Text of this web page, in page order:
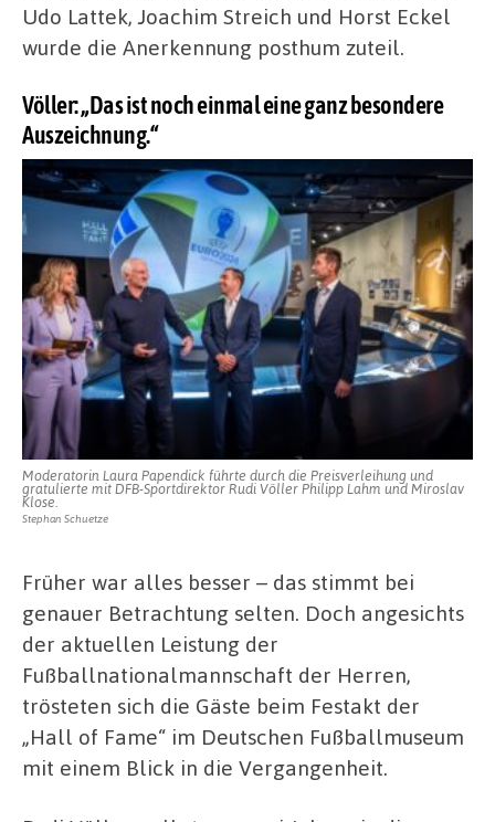
Udo Lattek, Joachim Streich und Horst Eckel
wurde die Anerkennung posthum zuteil.
Völler: „Das ist noch einmal eine ganz besondere
Auszeichnung.“
Moderatorin Laura Papendick führte durch die Preisverleihung und
gratulierte mit DFB-Sportdirektor Rudi Völler Philipp Lahm und Miroslav
Klose.
Stephan Schuetze
Früher war alles besser – das stimmt bei
genauer Betrachtung selten. Doch angesichts
der aktuellen Leistung der
Fußballnationalmannschaft der Herren,
trösteten sich die Gäste beim Festakt der
„Hall of Fame“ im Deutschen Fußballmuseum
mit einem Blick in die Vergangenheit.